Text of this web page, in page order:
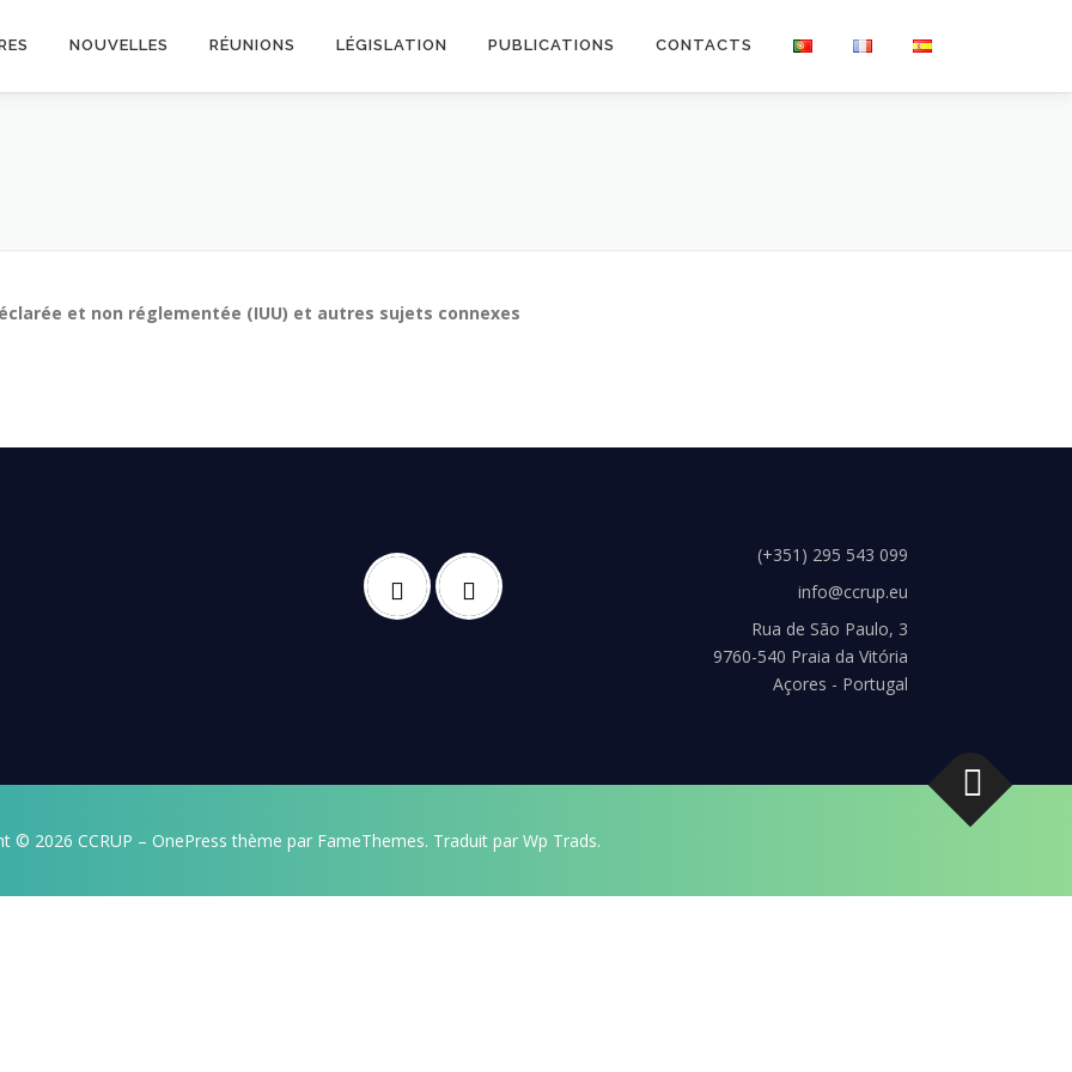
NOUVELLES RÉUNIONS LÉGISLATION PUBLICATIONS CONTACTS
et non réglementée (IUU) et autres sujets connexes
(+351) 295 543 099
info@ccrup.eu
Rua de São Paulo, 3
9760-540 Praia da Vitória
Açores - Portugal
© 2026 CCRUP – OnePress thème par FameThemes. Traduit par Wp Trads.